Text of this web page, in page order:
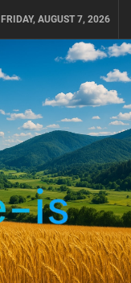
FRIDAY, AUGUST 7, 2026